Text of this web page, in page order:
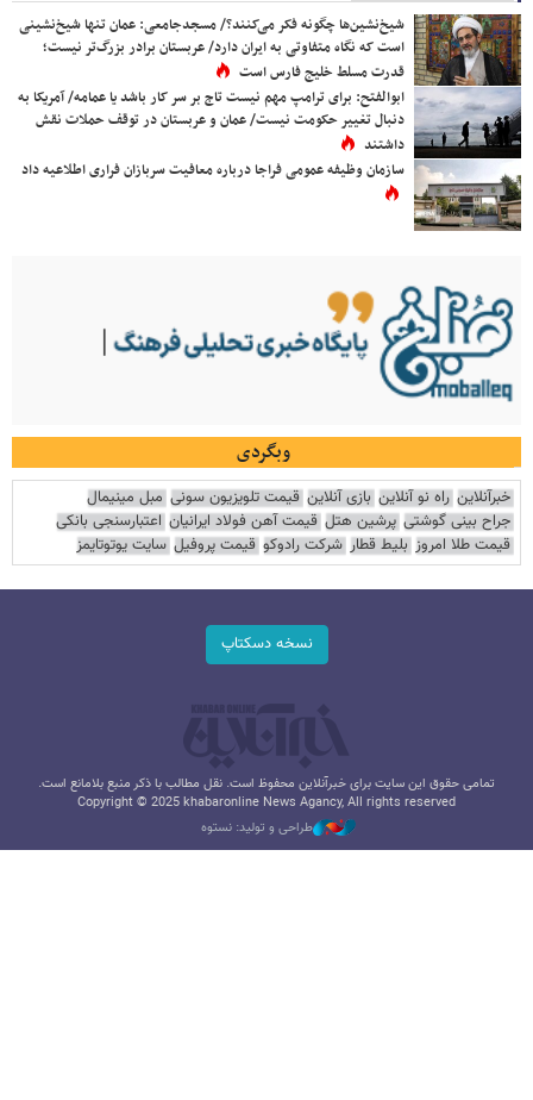
شیخ‌نشین‌ها چگونه فکر می‌کنند؟/ مسجدجامعی: عمان تنها شیخ‌نشینی
است که نگاه متفاوتی به ایران دارد/ عربستان برادر بزرگ‌تر نیست؛
قدرت مسلط خلیج فارس است
ابوالفتح: برای ترامپ مهم نیست تاج بر سر کار باشد یا عمامه/ آمریکا به
دنبال تغییر حکومت نیست/ عمان و عربستان در توقف حملات نقش
داشتند
سازمان وظیفه عمومی فراجا درباره معافیت سربازان فراری اطلاعیه داد
وبگردی
خبرآنلاین راه نو آنلاین بازی آنلاین قیمت تلویزیون سونی مبل مینیمال
جراح بینی گوشتی پرشین هتل قیمت آهن فولاد ایرانیان اعتبارسنجی بانکی
قیمت طلا امروز بلیط قطار شرکت رادوکو قیمت پروفیل سایت یوتوتایمز
نسخه دسکتاپ
تمامی حقوق این سایت برای خبرآنلاین محفوظ است. نقل مطالب با ذکر منبع بلامانع است.
Copyright © 2025 khabaronline News Agancy, All rights reserved
طراحی و تولید: نستوه